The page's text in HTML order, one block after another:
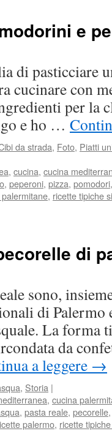
e
di pasticciare
cucinare con
per la
e ho …
da strada, Foto, Piatti
, cucina, cucina
, peperoni, pizza, pomodori
, ricette tipiche
di
sono,
di Palermo
La forma
da
a leggere →
, Storia |
, cucina
, pasta reale, pecorelle
palermo, ricette